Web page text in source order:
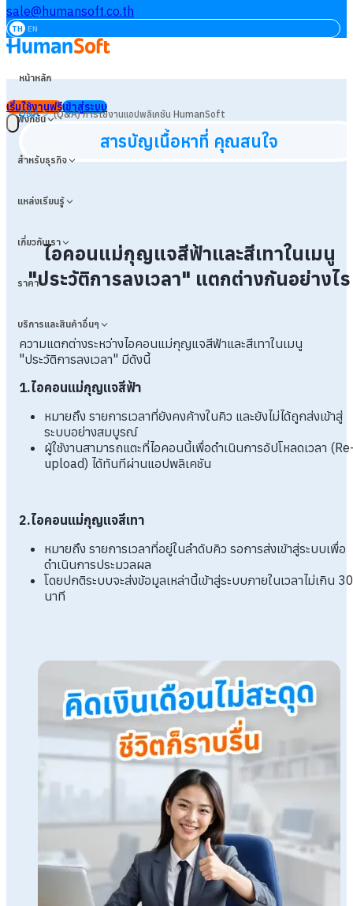
sale@humansoft.co.th
TH EN
หน้าหลัก
ฟังก์ชัน
สำหรับธุรกิจ
แหล่งเรียนรู้
เกี่ยวกับเรา
ราคา
บริการและสินค้าอื่นๆ
เริ่มใช้งานฟรีเข้าสู่ระบบ
Q&A>(Q&A) การใช้งานแอปพลิเคชัน HumanSoft
สารบัญเนื้อหาที่ คุณสนใจ
ไอคอนแม่กุญแจสีฟ้าและสีเทาในเมนู
"ประวัติการลงเวลา" แตกต่างกันอย่างไร
ความแตกต่างระหว่างไอคอนแม่กุญแจสีฟ้าและสีเทาในเมนู
"ประวัติการลงเวลา" มีดังนี้
1.ไอคอนแม่กุญแจสีฟ้า
หมายถึง รายการเวลาที่ยังคงค้างในคิว และยังไม่ได้ถูกส่งเข้าสู่
ระบบอย่างสมบูรณ์
ผู้ใช้งานสามารถแตะที่ไอคอนนี้เพื่อดำเนินการอัปโหลดเวลา
upload) ได้ทันทีผ่านแอปพลิเคชัน
2.ไอคอนแม่กุญแจสีเทา
หมายถึง รายการเวลาที่อยู่ในลำดับคิว รอการส่งเข้าสู่ระบบเพื่อ
ดำเนินการประมวลผล
โดยปกติระบบจะส่งข้อมูลเหล่านี้เข้าสู่ระบบภายในเวลาไม่เกิน 30
นาที